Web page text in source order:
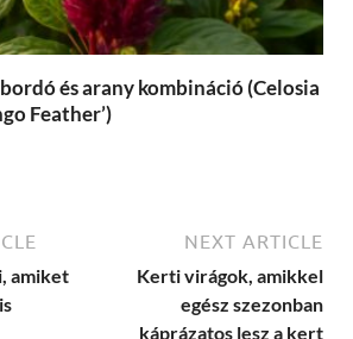
és arany kombináció (Celosia
Feather’)
amiket
NEXT ARTICLE
Kerti virágok, amikkel
egész szezonban
káprázatos lesz a kert